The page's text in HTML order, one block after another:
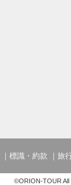
標識・約款 旅
©ORION-TOUR All